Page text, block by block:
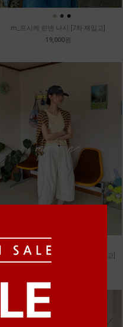
● ● ●
m_프시케 린넨 나시 [7차 재입고]
19,000원
m_헤세드 스티치 데님팬츠 [4차 재입고]